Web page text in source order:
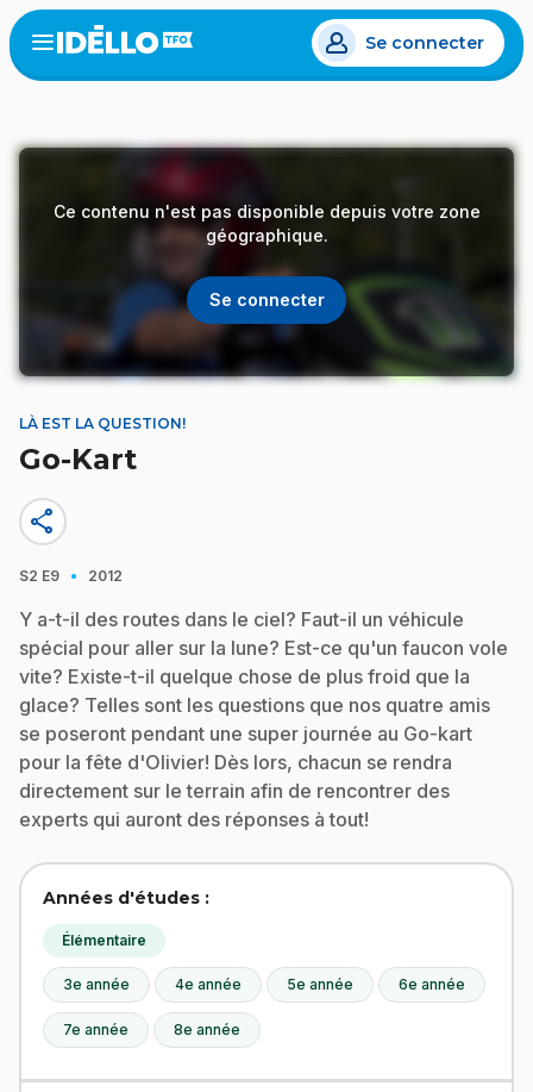
Aller
au
contenu
Open
menu
Se connecter
Ce contenu n'est pas disponible depuis votre zone
géographique.
Se connecter
LÀ EST LA QUESTION!
Go-Kart
share
S2 E9 · 2012
Y a-t-il des routes dans le ciel? Faut-il un véhicule
spécial pour aller sur la lune? Est-ce qu'un faucon vole
vite? Existe-t-il quelque chose de plus froid que la
glace? Telles sont les questions que nos quatre amis
se poseront pendant une super journée au Go-kart
pour la fête d'Olivier! Dès lors, chacun se rendra
directement sur le terrain afin de rencontrer des
experts qui auront des réponses à tout!
Années d'études :
Élémentaire
3e année 4e année 5e année 6e année
7e année 8e année